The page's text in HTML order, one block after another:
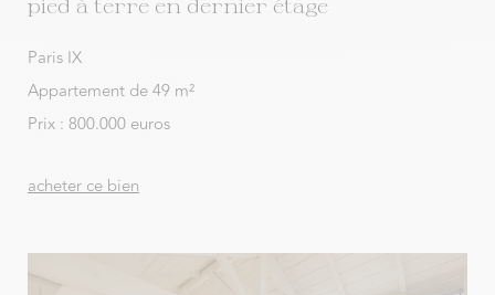
pied à terre en dernier étage
Paris IX
Appartement de 49 m²
Prix : 800.000 euros
acheter ce bien